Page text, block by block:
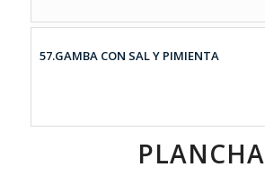
57.GAMBA CON SAL Y PIMIENTA
PLANCHA